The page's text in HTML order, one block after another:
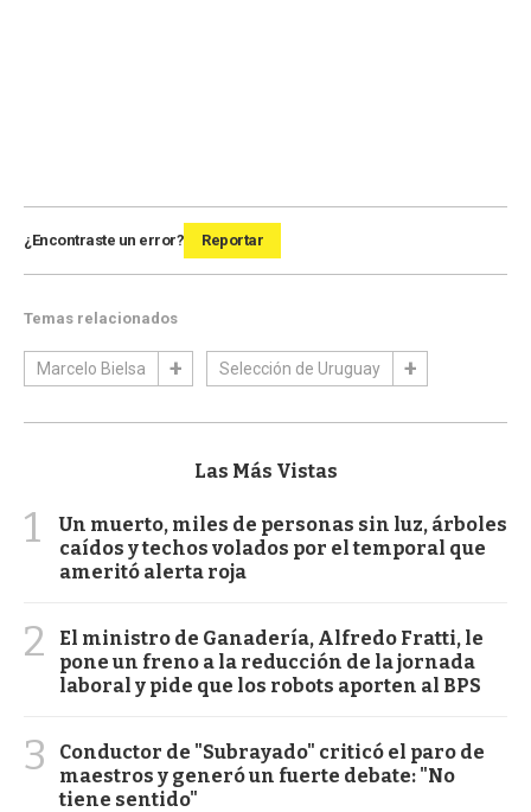
¿Encontraste un error? Reportar
Temas relacionados
Marcelo Bielsa Selección de Uruguay
Las Más Vistas
1
Un muerto, miles de personas sin luz, árboles
caídos y techos volados por el temporal que
ameritó alerta roja
2
El ministro de Ganadería, Alfredo Fratti, le
pone un freno a la reducción de la jornada
laboral y pide que los robots aporten al BPS
3
Conductor de "Subrayado" criticó el paro de
maestros y generó un fuerte debate: "No
tiene sentido"